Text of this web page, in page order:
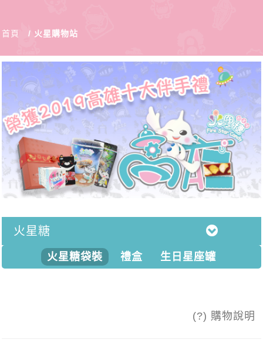
首頁 火星購物站
火星糖
火星糖袋裝 禮盒 生日星座罐
(?) 購物說明